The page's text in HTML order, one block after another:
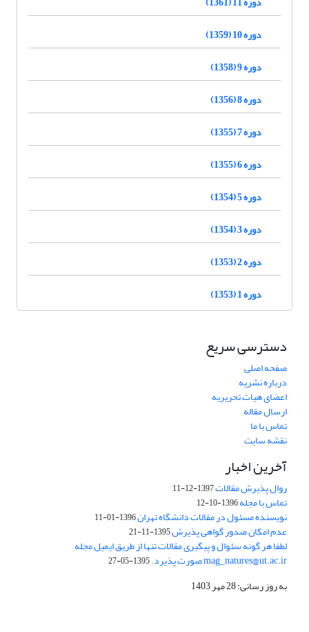
دوره 10 (1359)
دوره 9 (1358)
دوره 8 (1356)
دوره 7 (1355)
دوره 6 (1355)
دوره 5 (1354)
دوره 3 (1354)
دوره 2 (1353)
دوره 1 (1353)
دسترسی سریع
صفحه اصلی
درباره نشریه
اعضای هیات تحریریه
ارسال مقاله
تماس با ما
نقشه سایت
آخرین اخبار
روال پذیرش مقالات1397-12-11
تماس با مجله1396-10-12
نویسنده مسئول در مقالات دانشگاه تهران1396-01-11
عدم امکان صدور گواهی پذیرش1395-11-21
لطفا هر گونه سئوال و پیگیری مقالات تنها از طریق ایمیل مجله
mag_natures@ut.ac.ir صورت پذیرد. 1395-05-27
به روز رسانی: 28 مهر 1403